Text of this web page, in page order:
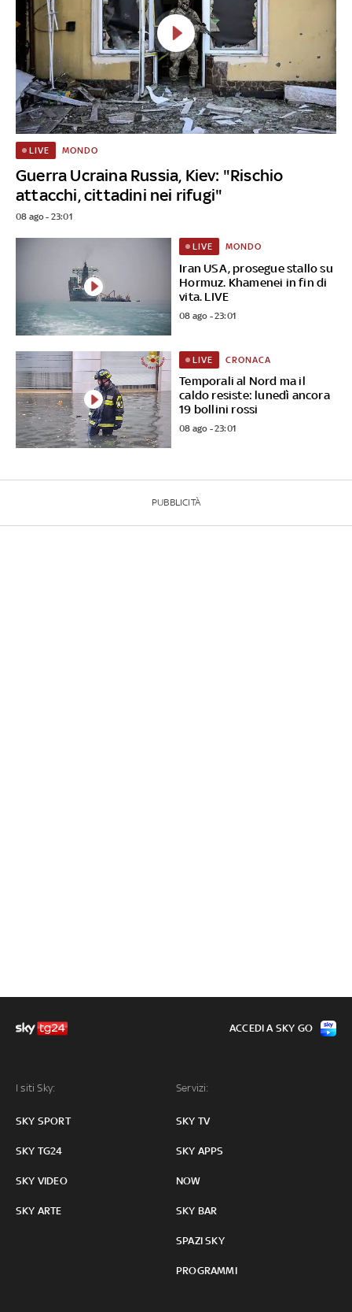
Guerra Ucraina Russia, Kiev: "Rischio
attacchi, cittadini nei rifugi"
LIVE MONDO
08 ago - 23:01
Iran USA, prosegue stallo su
Hormuz. Khamenei in fin di
vita. LIVE
LIVE MONDO
08 ago - 23:01
Temporali al Nord ma il
caldo resiste: lunedì ancora
19 bollini rossi
LIVE CRONACA
08 ago - 23:01
PUBBLICITÀ
I siti Sky:
SKY SPORT
SKY TG24
SKY VIDEO
SKY ARTE
Servizi:
SKY TV
SKY APPS
NOW
SKY BAR
SPAZI SKY
PROGRAMMI
ACCEDI A SKY GO